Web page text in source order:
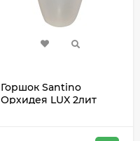
Горшок Santino
Орхидея LUX 2лит